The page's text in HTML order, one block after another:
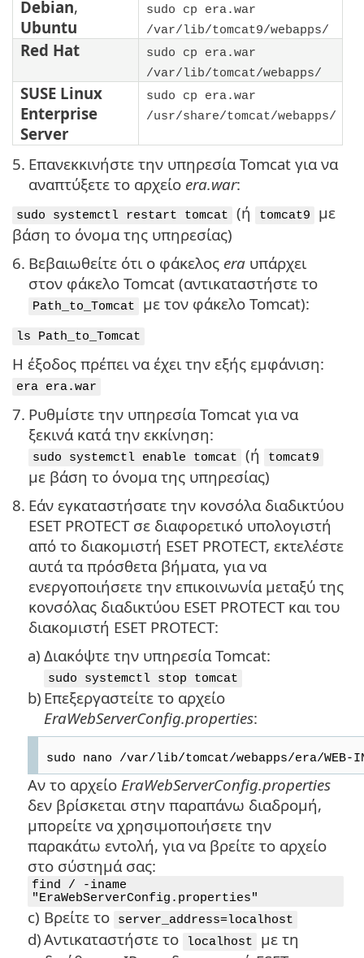
Debian,
Ubuntu
sudo cp era.war
/var/lib/tomcat9/webapps/
Red Hat
sudo cp era.war
/var/lib/tomcat/webapps/
SUSE Linux
Enterprise
Server
sudo cp era.war
/usr/share/tomcat/webapps/
5. Επανεκκινήστε την υπηρεσία Tomcat για να
αναπτύξετε το αρχείο era.war:
sudo systemctl restart tomcat (ή tomcat9
με
βάση το όνομα της υπηρεσίας)
6. Βεβαιωθείτε ότι ο φάκελος era υπάρχει
στον φάκελο Tomcat (αντικαταστήστε το
Path_to_Tomcat με τον φάκελο Tomcat):
ls Path_to_Tomcat
Η έξοδος πρέπει να έχει την εξής εμφάνιση:
era era.war
7. Ρυθμίστε την υπηρεσία Tomcat για να
ξεκινά κατά την εκκίνηση:
sudo systemctl enable tomcat (ή tomcat9
με βάση το όνομα της υπηρεσίας)
8. Εάν εγκαταστήσατε την κονσόλα διαδικτύου
ESET PROTECT σε διαφορετικό υπολογιστή
από το διακομιστή ESET PROTECT, εκτελέστε
αυτά τα πρόσθετα βήματα, για να
ενεργοποιήσετε την επικοινωνία μεταξύ της
κονσόλας διαδικτύου ESET PROTECT και του
διακομιστή ESET PROTECT:
a) Διακόψτε την υπηρεσία Tomcat:
sudo systemctl stop tomcat
b) Επεξεργαστείτε το αρχείο
EraWebServerConfig.properties:
sudo nano /var/lib/tomcat/webapps/era/
Αν το αρχείο EraWebServerConfig.properties
δεν βρίσκεται στην παραπάνω διαδρομή,
μπορείτε να χρησιμοποιήσετε την
παρακάτω εντολή, για να βρείτε το αρχείο
στο σύστημά σας:
find / -iname
"EraWebServerConfig.properties"
c) Βρείτε το server_address=localhost
d)Αντικαταστήστε το localhost
με τη